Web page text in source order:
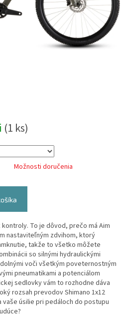
(1 ks)
Možnosti doručenia
To je dôvod, prečo má Aim
nastaviteľným zdvihom, ktorý
takže to všetko môžete
so silnými hydraulickými
voči všetkým poveternostným
pneumatikami a potenciálom
sedlovky vám to rozhodne dáva
rozsah prevodov Shimano 1x12
úsilie pri pedáloch do postupu